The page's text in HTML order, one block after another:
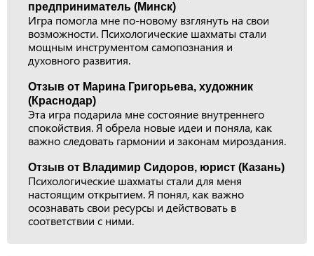
предприниматель (Минск)
Игра помогла мне по-новому взглянуть на свои
возможности. Психологические шахматы стали
мощным инструментом самопознания и
духовного развития.
Отзыв от Марина Григорьева, художник
(Краснодар)
Эта игра подарила мне состояние внутреннего
спокойствия. Я обрела новые идеи и поняла, как
важно следовать гармонии и законам мироздания.
Отзыв от Владимир Сидоров, юрист (Казань)
Психологические шахматы стали для меня
настоящим открытием. Я понял, как важно
осознавать свои ресурсы и действовать в
соответствии с ними.